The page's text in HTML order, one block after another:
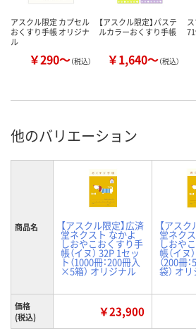
アスクル限定 カプセル
おくすり手帳 オリジナ
ル
￥290～（税込）
【アスクル限定】パステ
ルカラーおくすり手帳
￥1,640～（税込）
他のバリエーション
商品名 【アスクル限定】広済
堂ネクスト なかよ
しおやこおくすり手
帳（イヌ） 32P 1セッ
ト（1000冊：200冊入
×5箱） オリジナル
【アス
堂ネク
しおや
帳（イヌ
（200冊
袋） オ
価格
(税込)
￥23,900